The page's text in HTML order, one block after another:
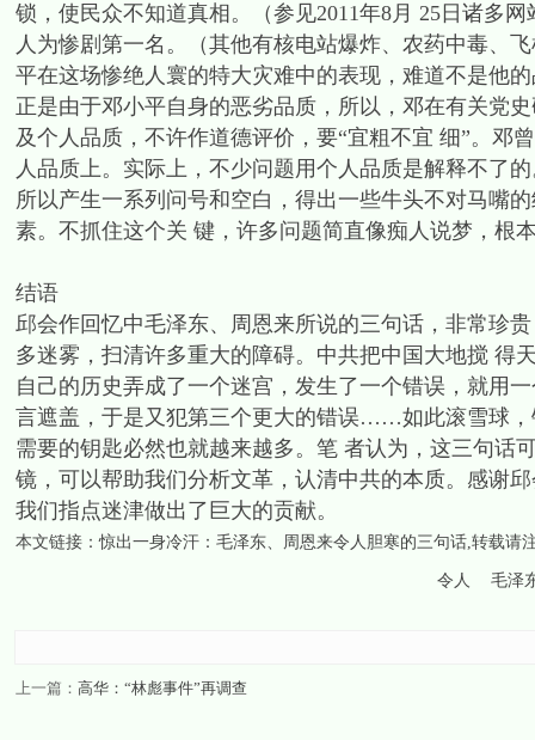
锁，使民众不知道真相。（参见2011年8月 25日诸多
人为惨剧第一名。（其他有核电站爆炸、农药中毒、
平在这场惨绝人寰的特大灾难中的表现，难道不是他
正是由于邓小平自身的恶劣品质，所以，邓在有关党
及个人品质，不许作道德评价，要“宜粗不宜 细”。邓
人品质上。实际上，不少问题用个人品质是解释不了
所以产生一系列问号和空白，得出一些牛头不对马嘴
素。不抓住这个关 键，许多问题简直像痴人说梦，根
结语
邱会作回忆中毛泽东、周恩来所说的三句话，非常珍
多迷雾，扫清许多重大的障碍。中共把中国大地搅 得
自己的历史弄成了一个迷宫，发生了一个错误，就用
言遮盖，于是又犯第三个更大的错误……如此滚雪球
需要的钥匙必然也就越来越多。笔 者认为，这三句话
镜，可以帮助我们分析文革，认清中共的本质。感谢
我们指点迷津做出了巨大的贡献。
本文链接：惊出一身冷汗：毛泽东、周恩来令人胆寒的三句话,转载请
令人 毛泽
上一篇： 高华：“林彪事件”再调查